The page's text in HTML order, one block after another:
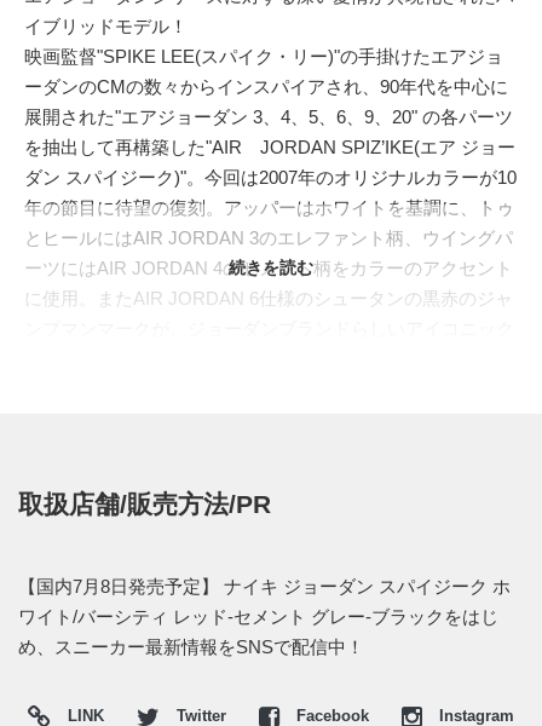
イブリッドモデル！
映画監督"SPIKE LEE(スパイク・リー)"の手掛けたエアジョ
ーダンのCMの数々からインスパイアされ、90年代を中心に
展開された"エアジョーダン 3、4、5、6、9、20" の各パーツ
を抽出して再構築した"AIR JORDAN SPIZ’IKE(エア ジョー
ダン スパイジーク)"。今回は2007年のオリジナルカラーが10
年の節目に待望の復刻。アッパーはホワイトを基調に、トゥ
とヒールにはAIR JORDAN 3のエレファント柄、ウイングパ
ーツにはAIR JORDAN 4のセメント柄をカラーのアクセント
に使用。またAIR JORDAN 6仕様のシュータンの黒赤のジャ
ニーカーウォーズで紹介したいと思う。
日本国内では2017年7月8日より、
TOKYO 23 と
Sports Lab by
atmos
にて限定販売予定。価格は21,060円 (税込)。
⇒atmos-tokyo
続きを読む
取扱店舗/販売方法/PR
【国内7月8日発売予定】 ナイキ ジョーダン スパイジーク ホ
ワイト/バーシティ レッド-セメント グレー-ブラックをはじ
め、スニーカー最新情報をSNSで配信中！
LINK Twitter Facebook Instagram